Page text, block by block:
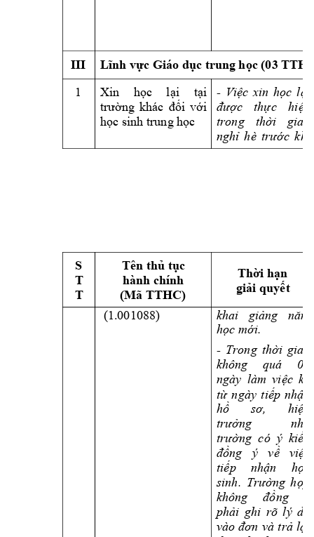
III Lĩnh vực Giáo dục trung học (03
1 Xin học lại
tại
trường khác đối với
học sinh trung học
- Việc xin học lại
được
thực
hiện
trong
thời
gian
nghỉ hè trước khi
S
T
T
Tên thủ tục
hành chính
(Mã TTHC)
Thời hạn
giải quyết
(1.001088) khai giảng năm
học mới.
- Trong thời gian
không quá 05
ngày làm việc kể
từ ngày tiếp nhận
hồ
sơ, hiệu
trưởng nhà
trường  có  ý  kiến
đồng
ý về
việc
tiếp
nhận
học
sinh. Trường hợp
không
đồng
phải ghi rõ lý do
vào đơn và trả lại